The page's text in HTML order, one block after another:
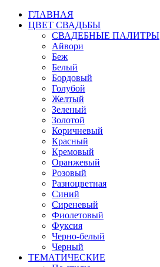
ГЛАВНАЯ
ЦВЕТ СВАДЬБЫ
СВАДЕБНЫЕ ПАЛИТРЫ
Айвори
Беж
Белый
Бордовый
Голубой
Желтый
Зеленый
Золотой
Коричневый
Красный
Кремовый
Оранжевый
Розовый
Разноцветная
Синий
Сиреневый
Фиолетовый
Фуксия
Черно-белый
Черный
ТЕМАТИЧЕСКИЕ